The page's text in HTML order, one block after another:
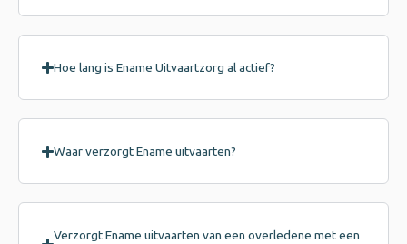
Hoe lang is Ename Uitvaartzorg al actief?
Waar verzorgt Ename uitvaarten?
Verzorgt Ename uitvaarten van een overledene met een